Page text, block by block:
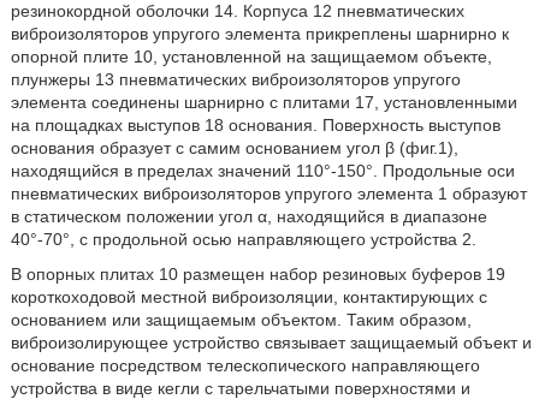
резинокордной оболочки 14. Корпуса 12 пневматических
виброизоляторов упругого элемента прикреплены шарнирно к
опорной плите 10, установленной на защищаемом объекте,
плунжеры 13 пневматических виброизоляторов упругого
элемента соединены шарнирно с плитами 17, установленными
на площадках выступов 18 основания. Поверхность выступов
основания образует с самим основанием угол β (фиг.1),
находящийся в пределах значений 110°-150°. Продольные оси
пневматических виброизоляторов упругого элемента 1 образуют
в статическом положении угол α, находящийся в диапазоне
40°-70°, с продольной осью направляющего устройства 2.
В опорных плитах 10 размещен набор резиновых буферов 19
короткоходовой местной виброизоляции, контактирующих с
основанием или защищаемым объектом. Таким образом,
виброизолирующее устройство связывает защищаемый объект и
основание посредством телескопического направляющего
устройства в виде кегли c тарельчатыми поверхностями и